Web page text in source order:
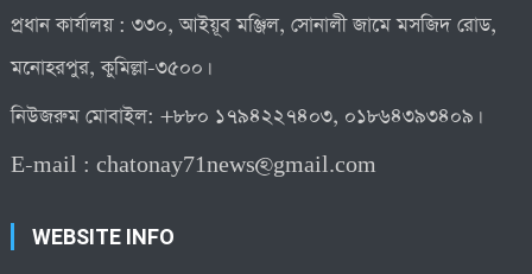
প্রধান কার্যালয় : ৩৩০, আইয়ূব মঞ্জিল, সোনালী জামে মসজিদ রোড,
মনোহরপুর, কুমিল্লা-৩৫০০।
নিউজরুম মোবাইল: +৮৮০ ১৭৯৪২২৭৪০৩, ০১৮৬৪৩৯৩৪০৯।
E-mail :chatonay71news@gmail.com
WEBSITE INFO